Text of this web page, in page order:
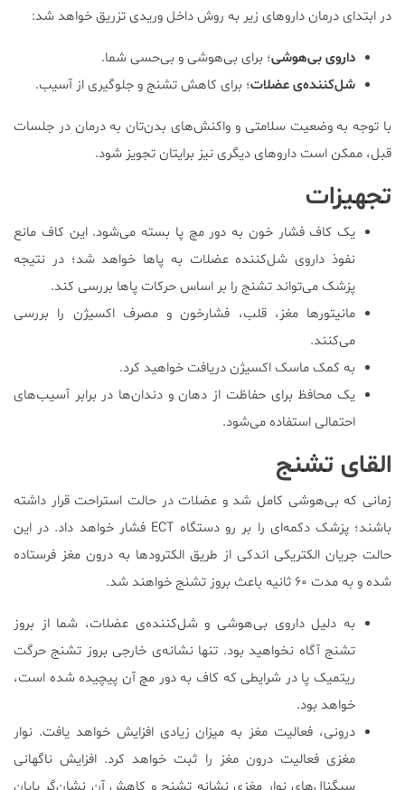
در ابتدای درمان داروهای زیر به روش داخل وریدی تزریق خواهد شد:
داروی بی‌هوشی؛ برای بی‌هوشی و بی‌حسی شما.
شل‌کننده‌ی عضلات؛ برای کاهش تشنج و جلوگیری از آسیب.
با توجه به وضعیت سلامتی و واکنش‌های بدن‌تان به درمان در جلسات
قبل، ممکن است داروهای دیگری نیز برایتان تجویز شود.
تجهیزات
یک کاف فشار خون به دور مچ پا بسته می‌شود. این کاف مانع
نفوذ داروی شل‌کننده عضلات به پاها خواهد شد؛ در نتیجه
پزشک می‌تواند تشنج را بر اساس حرکات پاها بررسی کند.
مانیتورها مغز، قلب، فشارخون و مصرف اکسیژن را بررسی
می‌کنند.
به کمک ماسک اکسیژن دریافت خواهید کرد.
یک محافظ برای حفاظت از دهان و دندان‌ها در برابر آسیب‌های
احتمالی استفاده می‌شود.
القای تشنج
زمانی که بی‌هوشی کامل شد و عضلات در حالت استراحت قرار داشته
باشند؛ پزشک دکمه‌ای را بر رو دستگاه ECT فشار خواهد داد. در این
حالت جریان الکتریکی اندکی از طریق الکترودها به درون مغز فرستاده
شده و به مدت ۶۰ ثانیه باعث بروز تشنج خواهند شد.
به دلیل داروی بی‌هوشی و شل‌کننده‌ی عضلات، شما از بروز
تشنج آگاه نخواهید بود. تنها نشانه‌ی خارجی بروز تشنج حرگت
ریتمیک پا در شرایطی که کاف به دور مچ آن پیچیده شده است،
خواهد بود.
درونی، فعالیت مغز به میزان زیادی افزایش خواهد یافت. نوار
مغزی فعالیت درون مغز را ثبت خواهد کرد. افزایش ناگهانی